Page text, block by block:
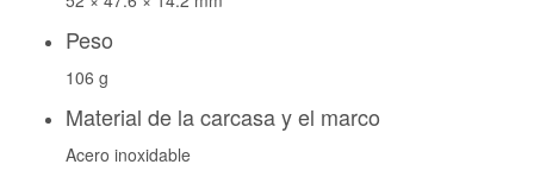
Peso
106 g
Material de la carcasa y el marco
Acero inoxidable